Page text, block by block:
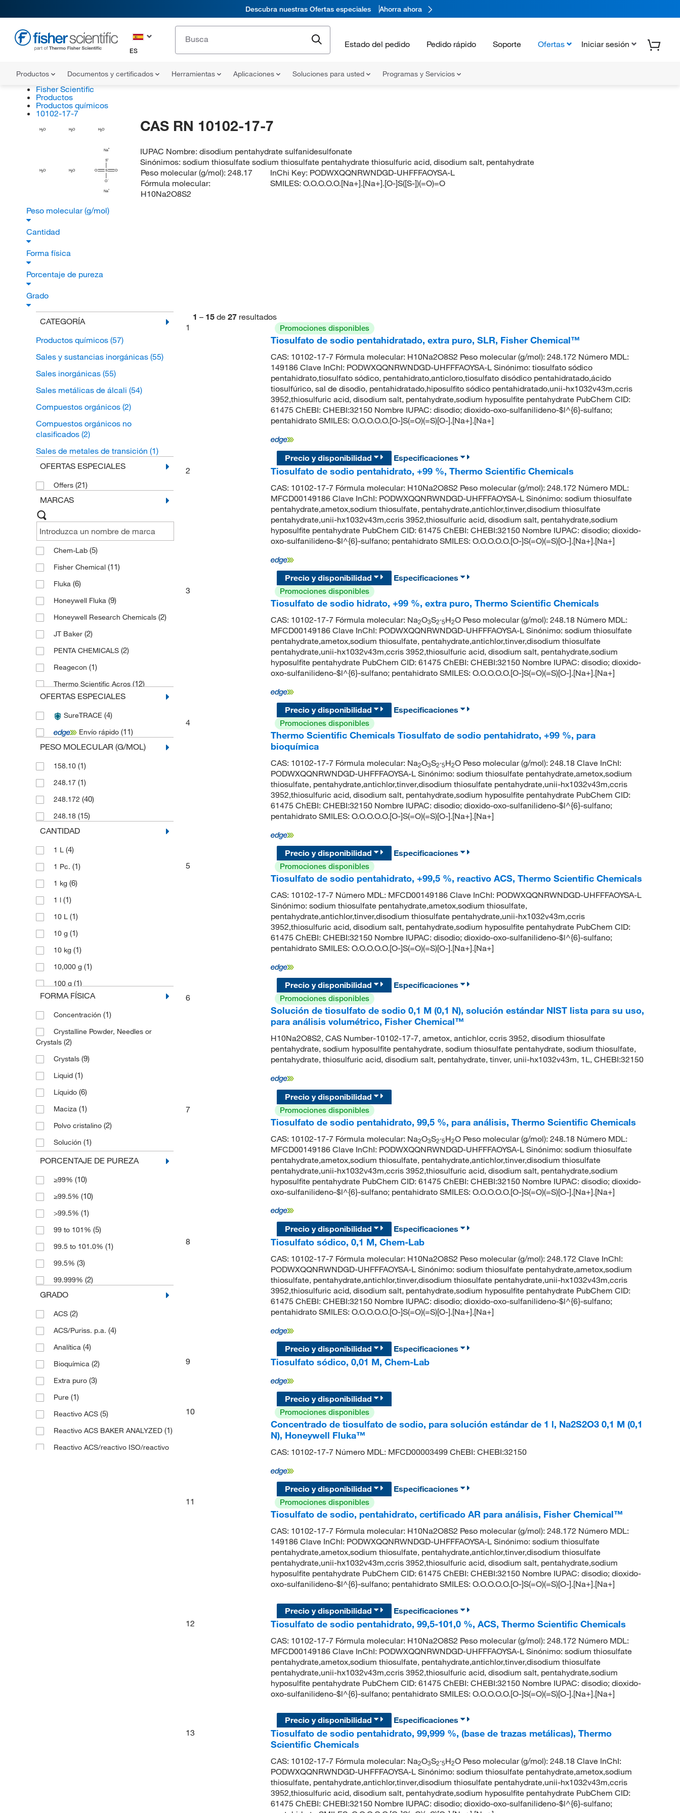
Descubra nuestras Ofertas especiales Ahorra ahora
ES
Estado del pedido Pedido rápido Soporte Ofertas Iniciar sesión
Productos Documentos y certificados Herramientas Aplicaciones Soluciones para usted Programas y Servicios
Fisher Scientific
Productos
Productos químicos
10102-17-7
H2O H2O H2O
H2O H2O
Na
Na
O
S
S
O
O
CAS RN 10102-17-7
IUPAC Nombre:disodium pentahydrate sulfanidesulfonate
Sinónimos:sodium thiosulfate sodium thiosulfate pentahydrate thiosulfuric acid, disodium salt, pentahydrate
Peso molecular (g/mol): 248.17
Fórmula molecular:
H10Na2O8S2
InChi Key: PODWXQQNRWNDGD-UHFFFAOYSA-L
SMILES:O.O.O.O.O.[Na+].[Na+].[O-]S([S-])(=O)=O
Peso molecular (g/mol)
Cantidad
Forma física
Porcentaje de pureza
Grado
CATEGORÍA
Productos químicos (57)
Sales y sustancias inorgánicas (55)
Sales inorgánicas (55)
Sales metálicas de álcali (54)
Compuestos orgánicos (2)
Compuestos orgánicos no
clasificados (2)
Sales de metales de transición (1)
OFERTAS ESPECIALES
Offers (21)
MARCAS
Chem-Lab (5)
Fisher Chemical (11)
Fluka (6)
Honeywell Fluka (9)
Honeywell Research Chemicals (2)
JT Baker (2)
PENTA CHEMICALS (2)
Reagecon (1)
Thermo Scientific Acros (12)
Thermo Scientific Alfa Aesar
Toronto Research Chemicals
OFERTAS ESPECIALES
SureTRACE (4)
Envío rápido (11)
PESO MOLECULAR (G/MOL)
158.10 (1)
248.17 (1)
248.172 (40)
248.18 (15)
CANTIDAD
1 L (4)
1 Pc. (1)
1 kg (6)
1 l (1)
10 L (1)
10 g (1)
10 kg (1)
10,000 g (1)
100 g (1)
1000 g(2)
1 kg(1)
1 l(1)
2500 g(1)
4 x 5 kg(1)
5 g(1)
5 kg(4)
50 kg (1)
500 g(9)
500 mL(1)
6 x 1 Ea.(1)
6 x 2.5 kg
FORMA FÍSICA
Concentración (1)
Crystalline Powder, Needles or
Crystals (2)
Crystals (9)
Liquid (1)
Líquido (6)
Maciza (1)
Polvo cristalino (2)
Solución (1)
Sólido(8)
cristalino/a/s
PORCENTAJE DE PUREZA
≥99% (10)
≥99.5% (10)
>99.5% (1)
99 to 101% (5)
99.5 to 101.0% (1)
99.5% (3)
99.999% (2)
GRADO
ACS (2)
ACS/Puriss. p.a. (4)
Analítica (4)
Bioquímica (2)
Extra puro (3)
Pure (1)
Reactivo ACS (5)
Reactivo ACS BAKER ANALYZED (1)
Reactivo ACS/reactivo ISO/reactivo
1 – 15 de 27 resultados
1
Promociones disponibles
Tiosulfato de sodio pentahidratado, extra puro, SLR, Fisher Chemical™
CAS: 10102-17-7 Fórmula molecular: H10Na2O8S2 Peso molecular (g/mol): 248.172 Número MDL:
149186 Clave InChI: PODWXQQNRWNDGD-UHFFFAOYSA-L Sinónimo: tiosulfato sódico
pentahidrato,tiosulfato sódico, pentahidrato,anticloro,tiosulfato disódico pentahidratado,ácido
tiosulfúrico, sal de disodio, pentahidratado,hiposulfito sódico pentahidratado,unii-hx1032v43m,ccris
3952,thiosulfuric acid, disodium salt, pentahydrate,sodium hyposulfite pentahydrate PubChem CID:
61475 ChEBI: CHEBI:32150 Nombre IUPAC: disodio; dioxido-oxo-sulfanilideno-$l^{6}-sulfano;
pentahidrato SMILES: O.O.O.O.O.[O-]S(=O)(=S)[O-].[Na+].[Na+]
Precio y disponibilidad
Especificaciones
2
Tiosulfato de sodio pentahidrato, +99 %, Thermo Scientific Chemicals
CAS: 10102-17-7 Fórmula molecular: H10Na2O8S2 Peso molecular (g/mol): 248.172 Número MDL:
MFCD00149186 Clave InChI: PODWXQQNRWNDGD-UHFFFAOYSA-L Sinónimo: sodium thiosulfate
pentahydrate,ametox,sodium thiosulfate, pentahydrate,antichlor,tinver,disodium thiosulfate
pentahydrate,unii-hx1032v43m,ccris 3952,thiosulfuric acid, disodium salt, pentahydrate,sodium
hyposulfite pentahydrate PubChem CID: 61475 ChEBI: CHEBI:32150 Nombre IUPAC: disodio; dioxido-
oxo-sulfanilideno-$l^{6}-sulfano; pentahidrato SMILES: O.O.O.O.O.[O-]S(=O)(=S)[O-].[Na+].[Na+]
Precio y disponibilidad
Especificaciones
3
Promociones disponibles
Tiosulfato de sodio hidrato, +99 %, extra puro, Thermo Scientific Chemicals
CAS: 10102-17-7 Fórmula molecular: Na2O3S2·5H2O Peso molecular (g/mol): 248.18 Número MDL:
MFCD00149186 Clave InChI: PODWXQQNRWNDGD-UHFFFAOYSA-L Sinónimo: sodium thiosulfate
pentahydrate,ametox,sodium thiosulfate, pentahydrate,antichlor,tinver,disodium thiosulfate
pentahydrate,unii-hx1032v43m,ccris 3952,thiosulfuric acid, disodium salt, pentahydrate,sodium
hyposulfite pentahydrate PubChem CID: 61475 ChEBI: CHEBI:32150 Nombre IUPAC: disodio; dioxido-
oxo-sulfanilideno-$l^{6}-sulfano; pentahidrato SMILES: O.O.O.O.O.[O-]S(=O)(=S)[O-].[Na+].[Na+]
Precio y disponibilidad
Especificaciones
4
Promociones disponibles
Thermo Scientific Chemicals Tiosulfato de sodio pentahidrato, +99 %, para
bioquímica
CAS: 10102-17-7 Fórmula molecular: Na2O3S2·5H2O Peso molecular (g/mol): 248.18 Clave InChI:
PODWXQQNRWNDGD-UHFFFAOYSA-L Sinónimo: sodium thiosulfate pentahydrate,ametox,sodium
thiosulfate, pentahydrate,antichlor,tinver,disodium thiosulfate pentahydrate,unii-hx1032v43m,ccris
3952,thiosulfuric acid, disodium salt, pentahydrate,sodium hyposulfite pentahydrate PubChem CID:
61475 ChEBI: CHEBI:32150 Nombre IUPAC: disodio; dioxido-oxo-sulfanilideno-$l^{6}-sulfano;
pentahidrato SMILES: O.O.O.O.O.[O-]S(=O)(=S)[O-].[Na+].[Na+]
Precio y disponibilidad
Especificaciones
5
Promociones disponibles
Tiosulfato de sodio pentahidrato, +99,5 %, reactivo ACS, Thermo Scientific Chemicals
CAS: 10102-17-7 Número MDL: MFCD00149186 Clave InChI: PODWXQQNRWNDGD-UHFFFAOYSA-L
Sinónimo: sodium thiosulfate pentahydrate,ametox,sodium thiosulfate,
pentahydrate,antichlor,tinver,disodium thiosulfate pentahydrate,unii-hx1032v43m,ccris
3952,thiosulfuric acid, disodium salt, pentahydrate,sodium hyposulfite pentahydrate PubChem CID:
61475 ChEBI: CHEBI:32150 Nombre IUPAC: disodio; dioxido-oxo-sulfanilideno-$l^{6}-sulfano;
pentahidrato SMILES: O.O.O.O.O.[O-]S(=O)(=S)[O-].[Na+].[Na+]
Precio y disponibilidad
Especificaciones
6
Promociones disponibles
Solución de tiosulfato de sodio 0,1 M (0,1 N), solución estándar NIST lista para su uso,
para análisis volumétrico, Fisher Chemical™
H10Na2O8S2, CAS Number-10102-17-7, ametox, antichlor, ccris 3952, disodium thiosulfate
pentahydrate, sodium hyposulfite pentahydrate, sodium thiosulfate pentahydrate, sodium thiosulfate,
pentahydrate, thiosulfuric acid, disodium salt, pentahydrate, tinver, unii-hx1032v43m, 1L, CHEBI:32150
Precio y disponibilidad
7
Promociones disponibles
Tiosulfato de sodio pentahidrato, 99,5 %, para análisis, Thermo Scientific Chemicals
CAS: 10102-17-7 Fórmula molecular: Na2O3S2·5H2O Peso molecular (g/mol): 248.18 Número MDL:
MFCD00149186 Clave InChI: PODWXQQNRWNDGD-UHFFFAOYSA-L Sinónimo: sodium thiosulfate
pentahydrate,ametox,sodium thiosulfate, pentahydrate,antichlor,tinver,disodium thiosulfate
pentahydrate,unii-hx1032v43m,ccris 3952,thiosulfuric acid, disodium salt, pentahydrate,sodium
hyposulfite pentahydrate PubChem CID: 61475 ChEBI: CHEBI:32150 Nombre IUPAC: disodio; dioxido-
oxo-sulfanilideno-$l^{6}-sulfano; pentahidrato SMILES: O.O.O.O.O.[O-]S(=O)(=S)[O-].[Na+].[Na+]
Precio y disponibilidad
Especificaciones
8
Tiosulfato sódico, 0,1 M, Chem-Lab
CAS: 10102-17-7 Fórmula molecular: H10Na2O8S2 Peso molecular (g/mol): 248.172 Clave InChI:
PODWXQQNRWNDGD-UHFFFAOYSA-L Sinónimo: sodium thiosulfate pentahydrate,ametox,sodium
thiosulfate, pentahydrate,antichlor,tinver,disodium thiosulfate pentahydrate,unii-hx1032v43m,ccris
3952,thiosulfuric acid, disodium salt, pentahydrate,sodium hyposulfite pentahydrate PubChem CID:
61475 ChEBI: CHEBI:32150 Nombre IUPAC: disodio; dioxido-oxo-sulfanilideno-$l^{6}-sulfano;
pentahidrato SMILES: O.O.O.O.O.[O-]S(=O)(=S)[O-].[Na+].[Na+]
Precio y disponibilidad
Especificaciones
9
Tiosulfato sódico, 0,01 M, Chem-Lab
Precio y disponibilidad
10
Promociones disponibles
Concentrado de tiosulfato de sodio, para solución estándar de 1 l, Na2S2O3 0,1 M (0,1
N), Honeywell Fluka™
CAS: 10102-17-7 Número MDL: MFCD00003499 ChEBI: CHEBI:32150
Precio y disponibilidad
Especificaciones
11
Promociones disponibles
Tiosulfato de sodio, pentahidrato, certificado AR para análisis, Fisher Chemical™
CAS: 10102-17-7 Fórmula molecular: H10Na2O8S2 Peso molecular (g/mol): 248.172 Número MDL:
149186 Clave InChI: PODWXQQNRWNDGD-UHFFFAOYSA-L Sinónimo: sodium thiosulfate
pentahydrate,ametox,sodium thiosulfate, pentahydrate,antichlor,tinver,disodium thiosulfate
pentahydrate,unii-hx1032v43m,ccris 3952,thiosulfuric acid, disodium salt, pentahydrate,sodium
hyposulfite pentahydrate PubChem CID: 61475 ChEBI: CHEBI:32150 Nombre IUPAC: disodio; dioxido-
oxo-sulfanilideno-$l^{6}-sulfano; pentahidrato SMILES: O.O.O.O.O.[O-]S(=O)(=S)[O-].[Na+].[Na+]
Precio y disponibilidad
Especificaciones
12
Tiosulfato de sodio pentahidrato, 99,5-101,0 %, ACS, Thermo Scientific Chemicals
CAS: 10102-17-7 Fórmula molecular: H10Na2O8S2 Peso molecular (g/mol): 248.172 Número MDL:
MFCD00149186 Clave InChI: PODWXQQNRWNDGD-UHFFFAOYSA-L Sinónimo: sodium thiosulfate
pentahydrate,ametox,sodium thiosulfate, pentahydrate,antichlor,tinver,disodium thiosulfate
pentahydrate,unii-hx1032v43m,ccris 3952,thiosulfuric acid, disodium salt, pentahydrate,sodium
hyposulfite pentahydrate PubChem CID: 61475 ChEBI: CHEBI:32150 Nombre IUPAC: disodio; dioxido-
oxo-sulfanilideno-$l^{6}-sulfano; pentahidrato SMILES: O.O.O.O.O.[O-]S(=O)(=S)[O-].[Na+].[Na+]
Precio y disponibilidad
Especificaciones
13
Tiosulfato de sodio pentahidrato, 99,999 %, (base de trazas metálicas), Thermo
Scientific Chemicals
CAS: 10102-17-7 Fórmula molecular: Na2O3S2·5H2O Peso molecular (g/mol): 248.18 Clave InChI:
PODWXQQNRWNDGD-UHFFFAOYSA-L Sinónimo: sodium thiosulfate pentahydrate,ametox,sodium
thiosulfate, pentahydrate,antichlor,tinver,disodium thiosulfate pentahydrate,unii-hx1032v43m,ccris
3952,thiosulfuric acid, disodium salt, pentahydrate,sodium hyposulfite pentahydrate PubChem CID:
61475 ChEBI: CHEBI:32150 Nombre IUPAC: disodio; dioxido-oxo-sulfanilideno-$l^{6}-sulfano;